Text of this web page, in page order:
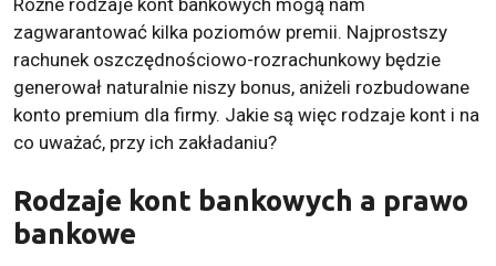
zagwarantować kilka poziomów premii. Najprostszy
rachunek oszczędnościowo-rozrachunkowy będzie
generował naturalnie niszy bonus, aniżeli rozbudowane
konto premium dla firmy. Jakie są więc rodzaje kont i na
co uważać, przy ich zakładaniu?
Rodzaje kont bankowych a prawo
bankowe